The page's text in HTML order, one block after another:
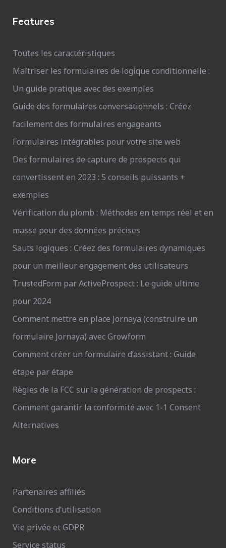
Features
Toutes les caractéristiques
Maîtriser les formulaires de logique conditionnelle :
Un guide pratique avec des exemples
Guide des formulaires conversationnels : Créez
facilement des formulaires engageants
Formulaires intégrables pour votre site web
Des formulaires de capture de prospects qui
convertissent en 2023 : 5 conseils puissants +
exemples
Vérification du plomb : Méthodes en temps réel et en
masse pour des données précises
Sauts logiques : Créez des formulaires dynamiques
pour un meilleur engagement des utilisateurs
TrustedForm par ActiveProspect : Le guide ultime
pour 2024
Comment mettre en place Jornaya (construire un
formulaire Jornaya) avec Growform
Comment créer un formulaire d’assistant : Guide
étape par étape
Règles de la FCC sur la génération de prospects :
Comment garantir la conformité avec 1-1 Consent
Alternatives
More
Partenaires affiliés
Conditions d’utilisation
Vie privée et GDPR
Service status